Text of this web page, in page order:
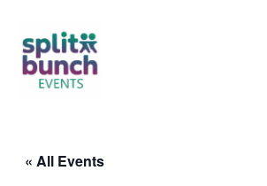
content
« All Events